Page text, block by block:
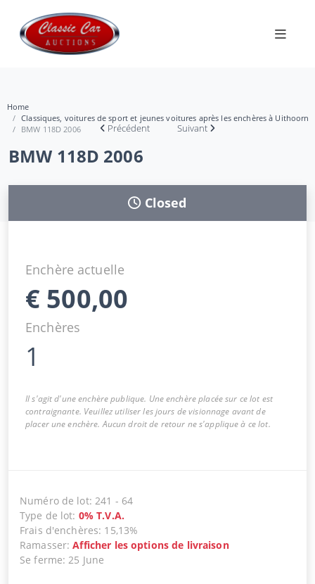
Home
Classiques, voitures de sport et jeunes voitures après les enchères à Uithoorn
BMW 118D 2006
Précédent Suivant
BMW 118D 2006
Closed
Enchère actuelle
€ 500,00
Enchères
1
Il s'agit d'une enchère publique. Une enchère placée sur ce lot est
contraignante. Veuillez utiliser les jours de visionnage avant de
placer une enchère. Aucun droit de retour ne s'applique à ce lot.
Numéro de lot:241 - 64
Type de lot: 0% T.V.A.
Frais d'enchères: 15,13%
Ramasser:Afficher les options de livraison
Se ferme:25 June